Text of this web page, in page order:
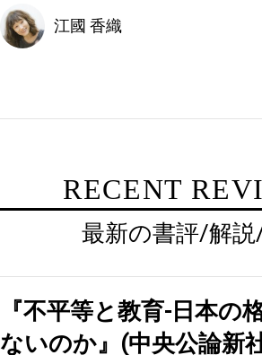
江國 香織
RECENT
最新の書評/解
『不平等と教育-日本の
ないのか』(中央公論新